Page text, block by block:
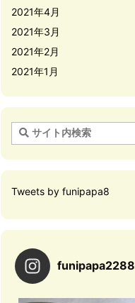
2021年4月
2021年3月
2021年2月
2021年1月
Tweets by funipapa8
funipapa2288